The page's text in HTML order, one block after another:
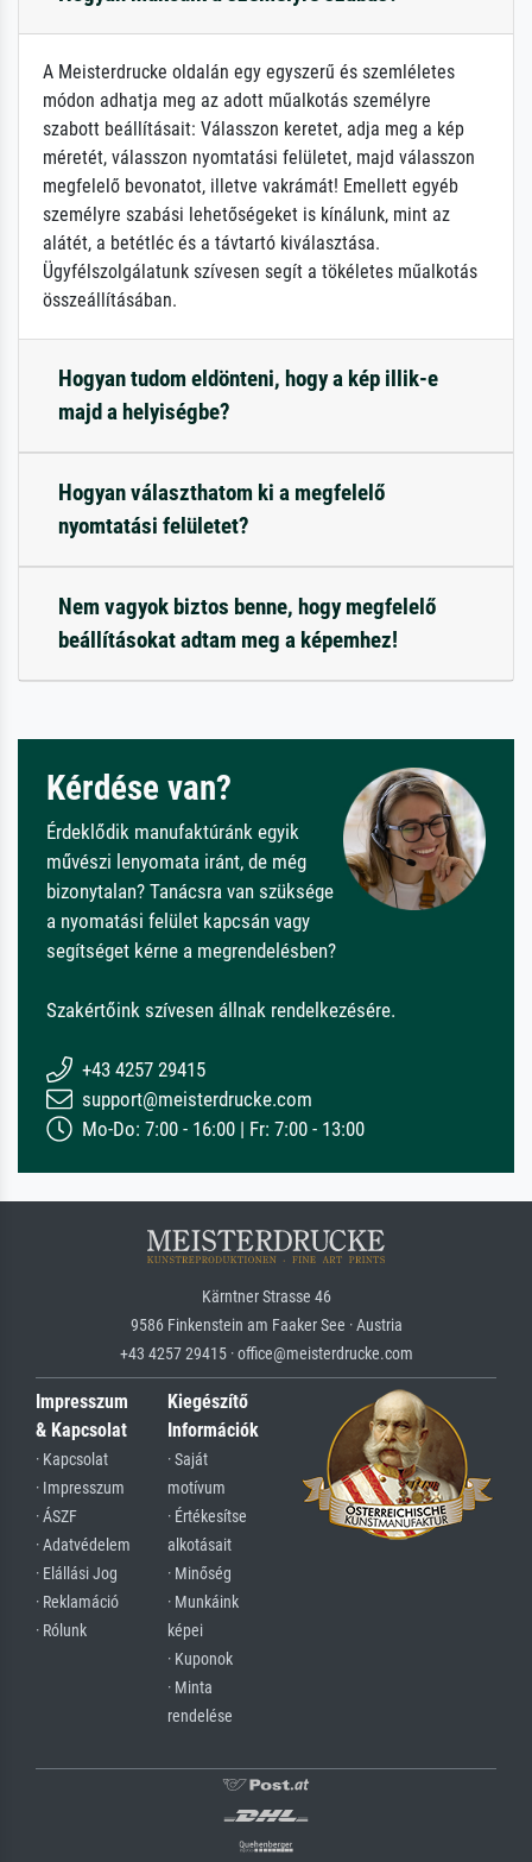
A Meisterdrucke oldalán egy egyszerű és szemléletes
módon adhatja meg az adott műalkotás személyre
szabott beállításait: Válasszon keretet, adja meg a kép
méretét, válasszon nyomtatási felületet, majd válasszon
megfelelő bevonatot, illetve vakrámát! Emellett egyéb
személyre szabási lehetőségeket is kínálunk, mint az
alátét, a betétléc és a távtartó kiválasztása.
Ügyfélszolgálatunk szívesen segít a tökéletes műalkotás
összeállításában.
Hogyan tudom eldönteni, hogy a kép illik-e
majd a helyiségbe?
Hogyan választhatom ki a megfelelő
nyomtatási felületet?
Nem vagyok biztos benne, hogy megfelelő
beállításokat adtam meg a képemhez!
Kérdése van?
Érdeklődik manufaktúránk egyik
művészi lenyomata iránt, de még
bizonytalan? Tanácsra van szüksége
a nyomatási felület kapcsán vagy
segítséget kérne a megrendelésben?
Szakértőink szívesen állnak rendelkezésére.
+43 4257 29415
support@meisterdrucke.com
Mo-Do: 7:00 - 16:00 | Fr: 7:00 - 13:00
Kärntner Strasse 46
9586 Finkenstein am Faaker See · Austria
+43 4257 29415 · office@meisterdrucke.com
Impresszum
& Kapcsolat
· Kapcsolat
· Impresszum
· ÁSZF
· Adatvédelem
· Elállási Jog
· Reklamáció
· Rólunk
Kiegészítő
Információk
· Saját
motívum
· Értékesítse
alkotásait
· Minőség
· Munkáink
képei
· Kuponok
· Minta
rendelése